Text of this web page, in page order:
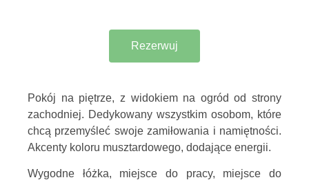
Pokój na piętrze, z widokiem na ogród od strony
zachodniej. Dedykowany wszystkim osobom, które
chcą przemyśleć swoje zamiłowania i namiętności.
Akcenty koloru musztardowego, dodające energii.
Wygodne łóżka, miejsce do pracy, miejsce do
Rezerwuj